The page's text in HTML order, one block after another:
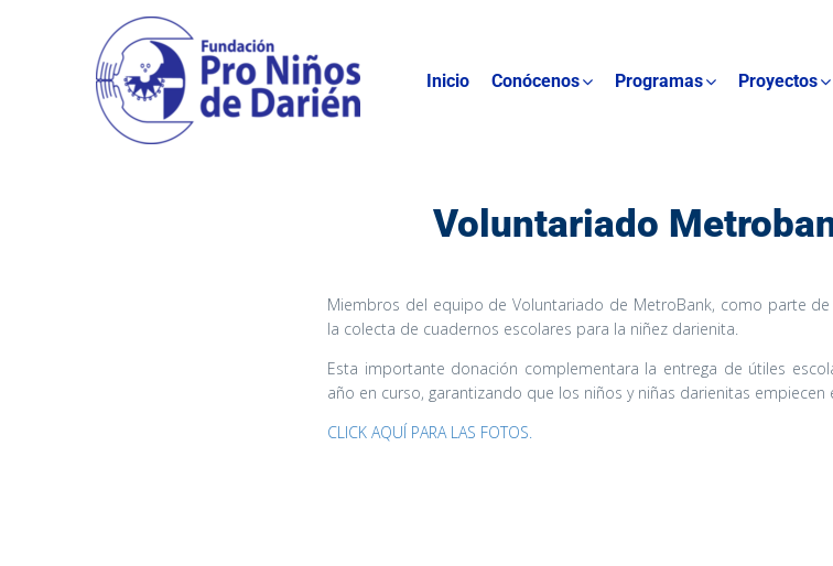
Inicio Conócenos Programas Proyectos
Voluntariado
Miembros del equipo de Voluntariado de MetroBank, como parte
la colecta de cuadernos escolares para la niñez darienita.
Esta importante donación complementara la entrega de útiles
año en curso, garantizando que los niños y niñas darienitas
CLICK AQUÍ PARA LAS FOTOS.